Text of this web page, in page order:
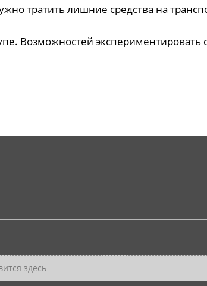
тратить лишние средства на
Возможностей экспериментировать
здесь